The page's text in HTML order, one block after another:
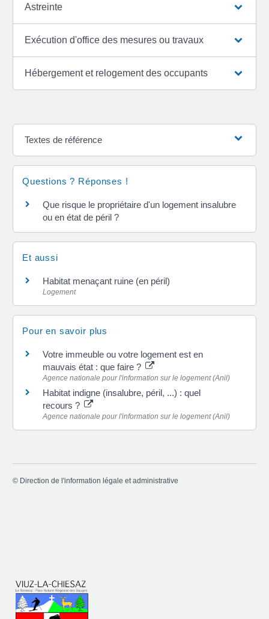
Astreinte
Exécution d'office des mesures ou travaux
Hébergement et relogement des occupants
Textes de référence
Questions ? Réponses !
Que risque le propriétaire d'un logement insalubre
ou en état de péril ?
Et aussi
Habitat menaçant ruine (en péril)
Logement
Pour en savoir plus
Votre immeuble ou votre logement est en
mauvais état : que faire ?
Agence nationale pour l'information sur le logement (Anil)
Habitat indigne (insalubre, péril, ...) : quel
recours ?
Agence nationale pour l'information sur le logement (Anil)
© Direction de l'information légale et administrative